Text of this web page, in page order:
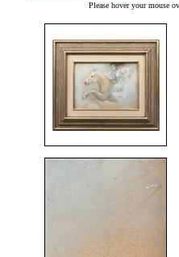
Please hover your mouse